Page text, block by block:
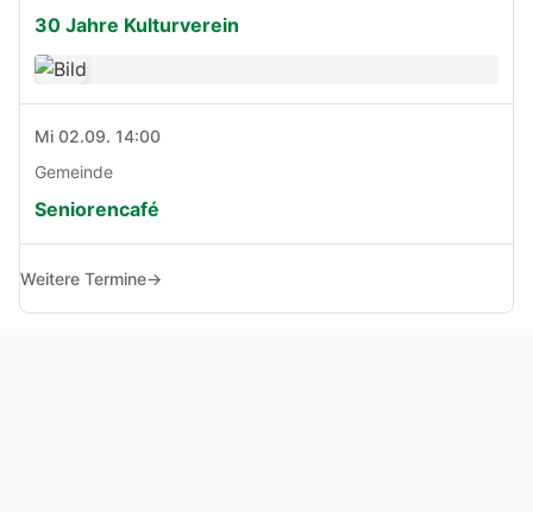
30 Jahre Kulturverein
Mi 02.09. 14:00
Gemeinde
Seniorencafé
Weitere Termine→